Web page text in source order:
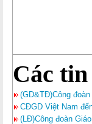
Các
(GD&TĐ)Công
CĐGD Việt Nam
(LĐ)Công đoàn